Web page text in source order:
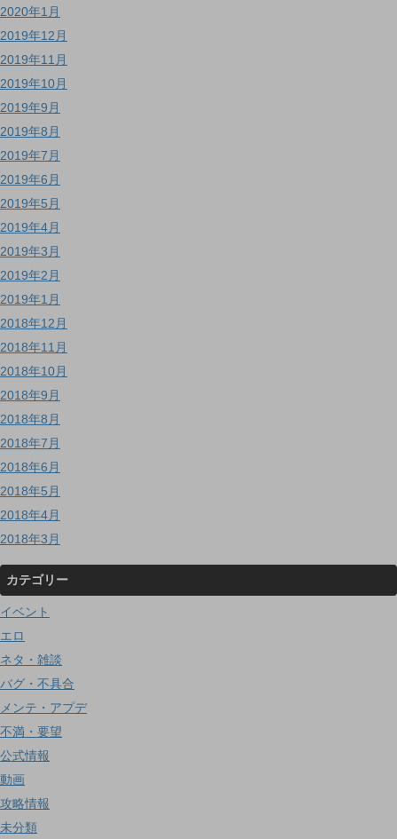
2020年1月
2019年12月
2019年11月
2019年10月
2019年9月
2019年8月
2019年7月
2019年6月
2019年5月
2019年4月
2019年3月
2019年2月
2019年1月
2018年12月
2018年11月
2018年10月
2018年9月
2018年8月
2018年7月
2018年6月
2018年5月
2018年4月
2018年3月
カテゴリー
イベント
エロ
ネタ・雑談
バグ・不具合
メンテ・アプデ
不満・要望
公式情報
動画
攻略情報
未分類